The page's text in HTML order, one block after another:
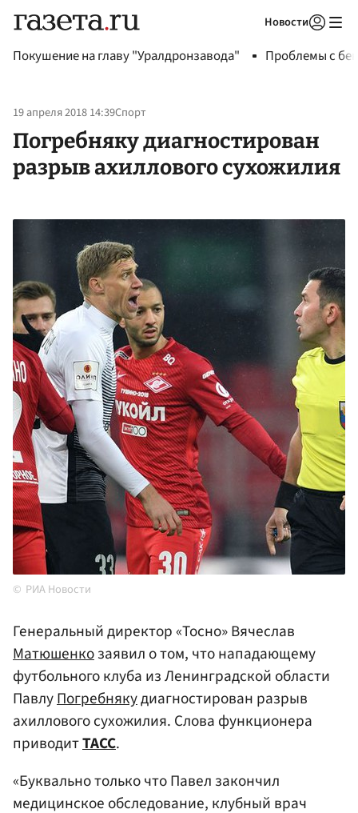
Новости
Покушение на главу "Уралдронзавода" Проблемы с
19 апреля 2018 14:39Спорт
Погребняку диагностирован
разрыв ахиллового сухожилия
РИА Новости
Генеральный директор «Тосно» Вячеслав
Матюшенкозаявил о том, что нападающему
футбольного клуба из Ленинградской области
ПавлуПогребнякудиагностирован разрыв
ахиллового сухожилия. Слова функционера
приводитТАСС.
«Буквально только что Павел закончил
медицинское обследование, клубный врач